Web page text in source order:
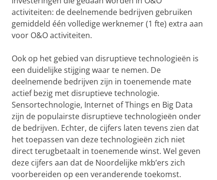
activiteiten: de deelnemende bedrijven gebruiken
gemiddeld één volledige werknemer (1 fte) extra aan
voor O&O activiteiten.
Ook op het gebied van disruptieve technologieën is
een duidelijke stijging waar te nemen. De
deelnemende bedrijven zijn in toenemende mate
actief bezig met disruptieve technologie.
Sensortechnologie, Internet of Things en Big Data
zijn de populairste disruptieve technologieën onder
de bedrijven. Echter, de cijfers laten tevens zien dat
het toepassen van deze technologieën zich niet
direct terugbetaalt in toenemende winst. Wel geven
deze cijfers aan dat de Noordelijke mkb’ers zich
voorbereiden op een veranderende toekomst.